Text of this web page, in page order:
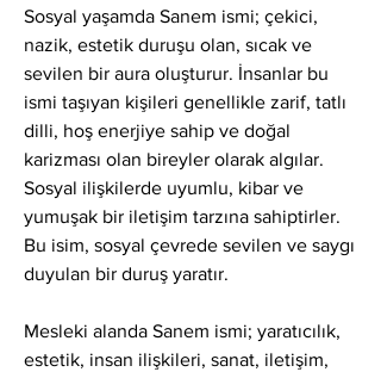
Sosyal yaşamda Sanem ismi; çekici,
nazik, estetik duruşu olan, sıcak ve
sevilen bir aura oluşturur. İnsanlar bu
ismi taşıyan kişileri genellikle zarif, tatlı
dilli, hoş enerjiye sahip ve doğal
karizması olan bireyler olarak algılar.
Sosyal ilişkilerde uyumlu, kibar ve
yumuşak bir iletişim tarzına sahiptirler.
Bu isim, sosyal çevrede sevilen ve saygı
duyulan bir duruş yaratır.
Mesleki alanda Sanem ismi; yaratıcılık,
estetik, insan ilişkileri, sanat, iletişim,